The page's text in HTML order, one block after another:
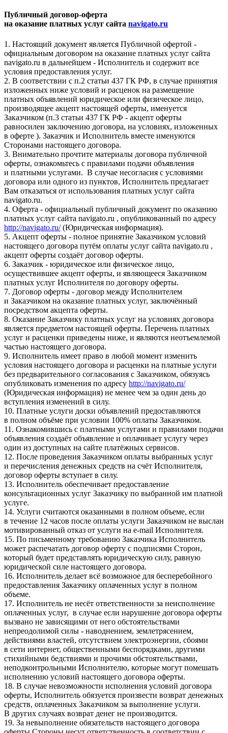
Публичный договор-оферта
на оказание платных услуг сайта navigato.ru
1. Настоящий документ является Публичной офертой -
официальным договором на оказание платных услуг сайта
navigato.ru в дальнейшем - Исполнитель и содержит все
условия предоставления услуг.
2. В соответствии с п.2 статьи 437 ГК РФ, в случае принятия
изложенных ниже условий и расценок на размещение
платных объявлений юридическое или физическое лицо,
производящее акцепт настоящей оферты, именуется
Заказчиком (п.3 статьи 437 ГК РФ - акцепт оферты
равносилен заключению договора, на условиях, изложенных
в оферте ). Заказчик и Исполнитель вместе именуются
Сторонами настоящего договора.
3. Внимательно прочтите материалы договора публичной
оферты, ознакомьтесь с правилами подачи объявления
и платными услугами. В случае несогласия с условиями
договора или одного из пунктов, Исполнитель предлагает
Вам отказаться от использования платных услуг сайта
navigato.ru.
4. Оферта - официальный публичный документ по оказанию
платных услуг сайта navigato.ru , опубликованный по адресу
http://navigato.ru/(Юридическая информация).
5. Акцепт оферты - полное принятие Заказчиком условий
настоящего договора путём оплаты услуг сайта navigato.ru ,
акцепт оферты создаёт договор оферты.
6. Заказчик - юридическое или физическое лицо,
осуществившее акцепт оферты, и являющееся Заказчиком
платных услуг Исполнителя по договору оферты.
7. Договор оферты - договор между Исполнителем
и Заказчиком на оказание платных услуг, заключённый
посредством акцепта оферты.
8. Оказание Заказчику платных услуг на условиях договора
является предметом настоящей оферты. Перечень платных
услуг и расценки приведены ниже, и являются неотъемлемой
частью настоящего договора.
9. Исполнитель имеет право в любой момент изменить
условия настоящего договора и расценки на платные услуги
без предварительного согласования с Заказчиком, обязуясь
опубликовать изменения по адресу http://navigato.ru/
(Юридическая информация) не менее чем за один день до
вступления изменений в силу.
10. Платные услуги доски объявлений предоставляются
в полном объёме при условии 100% оплаты Заказчиком.
11. Ознакомившись с платными услугами и правилами подачи
объявления создаёт объявление и оплачивает услугу через
один из доступных на сайте платёжных сервисов.
12. После проведения Заказчиком оплаты выбранных услуг
и перечисления денежных средств на счёт Исполнителя,
договор оферты вступает в силу.
13. Исполнитель обеспечивает предоставление
консультационных услуг Заказчику по выбранной им платной
услуге.
14. Услуги считаются оказанными в полном объеме, если
в течение 12 часов после оплаты услуги Заказчиком не выслан
мотивированный отказ от услуги на e-mail Исполнителя.
15. По письменному требованию Заказчика Исполнитель
может распечатать договор оферту с подписями Сторон,
который будет представлять юридическую силу, равную
юридической силе настоящего договора.
16. Исполнитель делает всё возможное для бесперебойного
предоставления Заказчику оплаченных услуг в полном
объеме.
17. Исполнитель не несёт ответственности за неисполнение
оплаченных услуг, в случае если нарушение договора оферты
вызвано не зависящими от него обстоятельствами
непреодолимой силы - наводнением, землетрясением,
действиями властей, отсутствием электроэнергии, сбоями
в сети интернет, общественными беспорядками, другими
стихийными бедствиями и прочими обстоятельствами,
неподконтрольными Исполнителю, которые могут помешать
исполнению условий настоящего договора оферты.
18. В случае невозможности исполнения условий договора
оферты, Исполнитель обязуется произвести возврат денежных
средств, оплаченных Заказчиком за выполнение услуги.
В других случаях возврат денег не производится.
19. За невыполнение обязательств настоящего договора